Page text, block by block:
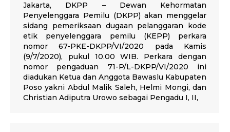
Jakarta, DKPP – Dewan Kehormatan
Penyelenggara Pemilu (DKPP) akan menggelar
sidang pemeriksaan dugaan pelanggaran kode
etik penyelenggara pemilu (KEPP) perkara
nomor 67-PKE-DKPP/VI/2020 pada Kamis
(9/7/2020), pukul 10.00 WIB. Perkara dengan
nomor pengaduan 71-P/L-DKPP/VI/2020 ini
diadukan Ketua dan Anggota Bawaslu Kabupaten
Poso yakni Abdul Malik Saleh, Helmi Mongi, dan
Christian Adiputra Urowo sebagai Pengadu I, II,